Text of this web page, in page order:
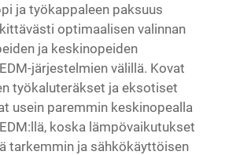
ja työkappaleen paksuus
optimaalisen valinnan
ja keskinopeiden
järjestelmien välillä. Kovat
työkaluteräkset ja eksotiset
usein paremmin keskinopealla
koska lämpövaikutukset
tarkemmin ja sähkökäyttöisen